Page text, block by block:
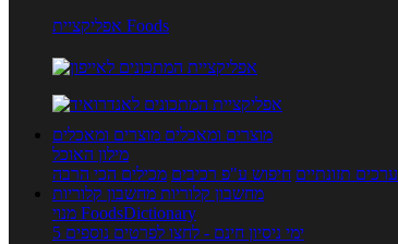
אפליקציית Foods
מוצרים ומאכלים מוצרים ומאכלים
מילון האוכל
ערכים תזונתיים חיפוש ע"פ רכיבים מכילים הכי הרבה
מחשבון קלוריות מחשבון קלוריות
מנוי FoodsDictionary
5 ימי ניסיון חינם - לחצו לפרטים נוספים